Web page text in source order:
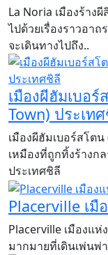
La Noria เมืองร้าง
ไปด้วยเรื่องราวอา
จะเดินทางไปถึง..
เมืองผีฮัมเบอ
Town) ประเท
เมืองผีฮัมเบอร์สโต
เหมืองที่ถูกทิ้งร้างก
ประเทศชิลี
Placerville เ
Placerville เมืองแ
มากมายที่เดินเพ่นพ่